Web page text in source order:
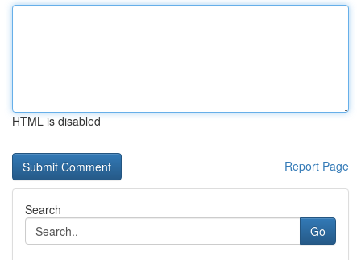
HTML is disabled
Report Page
Search
Go